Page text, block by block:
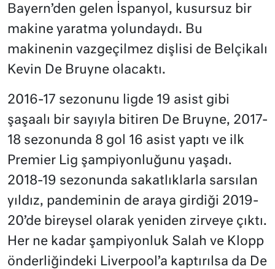
Bayern’den gelen İspanyol, kusursuz bir
makine yaratma yolundaydı. Bu
makinenin vazgeçilmez dişlisi de Belçikalı
Kevin De Bruyne olacaktı.
2016-17 sezonunu ligde 19 asist gibi
şaşaalı bir sayıyla bitiren De Bruyne, 2017-
18 sezonunda 8 gol 16 asist yaptı ve ilk
Premier Lig şampiyonluğunu yaşadı.
2018-19 sezonunda sakatlıklarla sarsılan
yıldız, pandeminin de araya girdiği 2019-
20’de bireysel olarak yeniden zirveye çıktı.
Her ne kadar şampiyonluk Salah ve Klopp
önderliğindeki Liverpool’a kaptırılsa da De